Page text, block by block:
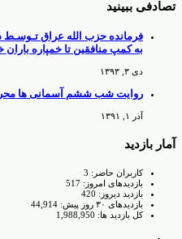
تصادفی ببینید
فرمانده حزب الله عراق
به کمپ منافقین تا خمپاره
دی ۳, ۱۳۹۳
روایت شب ششم آسمانی ها محرم۹۱ – حسن
آذر ۱, ۱۳۹۱
آمار بازدید
کاربران حاضر: 3
بازدیدهای امروز: 517
بازدید دیروز: 420
بازدیدهای ۳۰ روز پیش:
44,914
کل بازدید ها: 1,988,950